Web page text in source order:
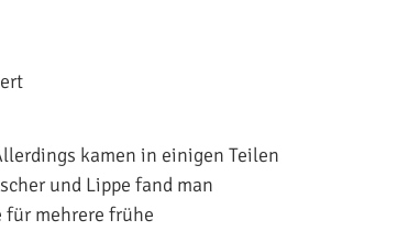
kamen in einigen Teilen
und Lippe fand man
für mehrere frühe